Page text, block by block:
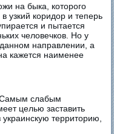
на быка, которого
узкий коридор и теперь
и пытается
человечков. Но у
направлении, а
кажется наименее
Самым слабым
целью заставить
украинскую территорию,